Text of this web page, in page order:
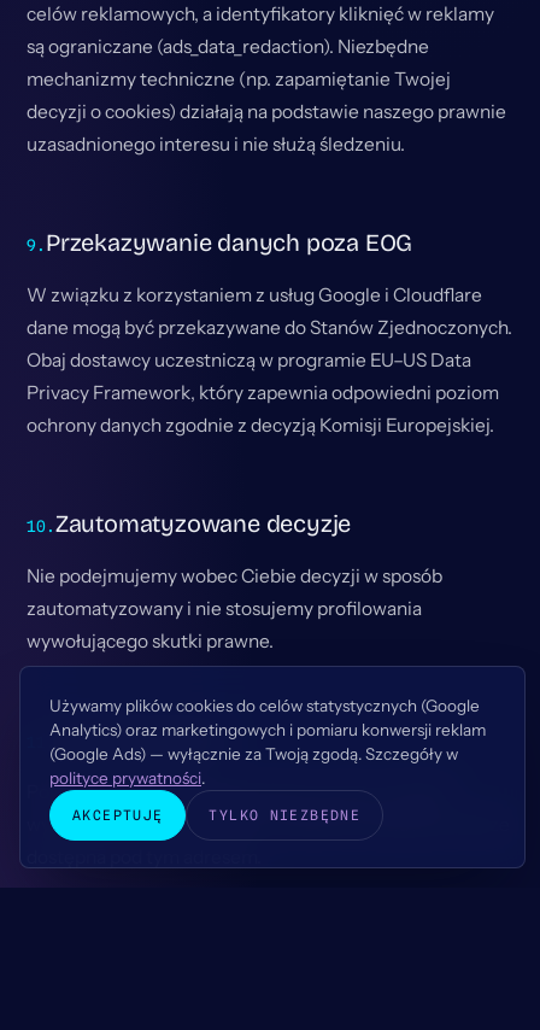
celów reklamowych, a identyfikatory kliknięć w reklamy
są ograniczane (ads_data_redaction). Niezbędne
mechanizmy techniczne (np. zapamiętanie Twojej
decyzji o cookies) działają na podstawie naszego prawnie
uzasadnionego interesu i nie służą śledzeniu.
Przekazywanie danych poza EOG
W związku z korzystaniem z usług Google i Cloudflare
dane mogą być przekazywane do Stanów Zjednoczonych.
Obaj dostawcy uczestniczą w programie EU–US Data
Privacy Framework, który zapewnia odpowiedni poziom
ochrony danych zgodnie z decyzją Komisji Europejskiej.
Zautomatyzowane decyzje
Nie podejmujemy wobec Ciebie decyzji w sposób
zautomatyzowany i nie stosujemy profilowania
wywołującego skutki prawne.
Zmiany polityki
Polityka może być aktualizowana, np. przy zmianie
wykorzystywanych narzędzi. Aktualna wersja jest zawsze
Używamy plików cookies do celów statystycznych (Google
Analytics) oraz marketingowych i pomiaru konwersji reklam
(Google Ads) — wyłącznie za Twoją zgodą. Szczegóły w
polityce prywatności.
AKCEPTUJĘ TYLKO NIEZBĘDNE